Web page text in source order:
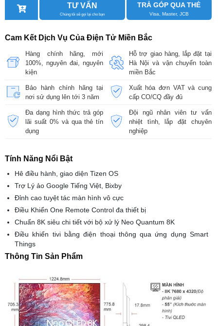
TƯ VẤN
Chúng tôi sẽ gọi lại cho bạn
TRẢ GÓP QUA THẺ
Visa, Master, JCB
Cam Kết Dịch Vụ Của Điện Tử Miền Bắc
Hàng chính hãng, mới
100%, nguyên đai, nguyên
kiện
Hỗ trợ giao hàng, lắp đặt tại
Hà Nội và vận chuyển toàn
miền Bắc
Bảo hành chính hãng tại
nơi sử dụng lên tới 3 năm
Xuất hóa đơn VAT và cung
cấp CO/CQ đầy đủ
Đa dạng hình thức trả góp
lãi suất 0% và qua thẻ tín
dụng
Đội ngũ nhân viên tư vấn
nhiệt tình, lắp đặt chuyên
nghiệp
Tính Năng Nổi Bật
Hê điều hành, giao diện Tizen OS
Trợ Lý ảo Google Tiếng Việt, Bixby
Đỉnh cao tuyệt tác màn hình vô cực
Điều Khiển One Remote Control đa thiết bị
Chuẩn 8K siêu chi tiết với bộ xử lý Neo Quantum 8K
Điều khiển tivi bằng điện thoại thông qua ứng dụng Smart
Things
Thông Tin Sản Phẩm